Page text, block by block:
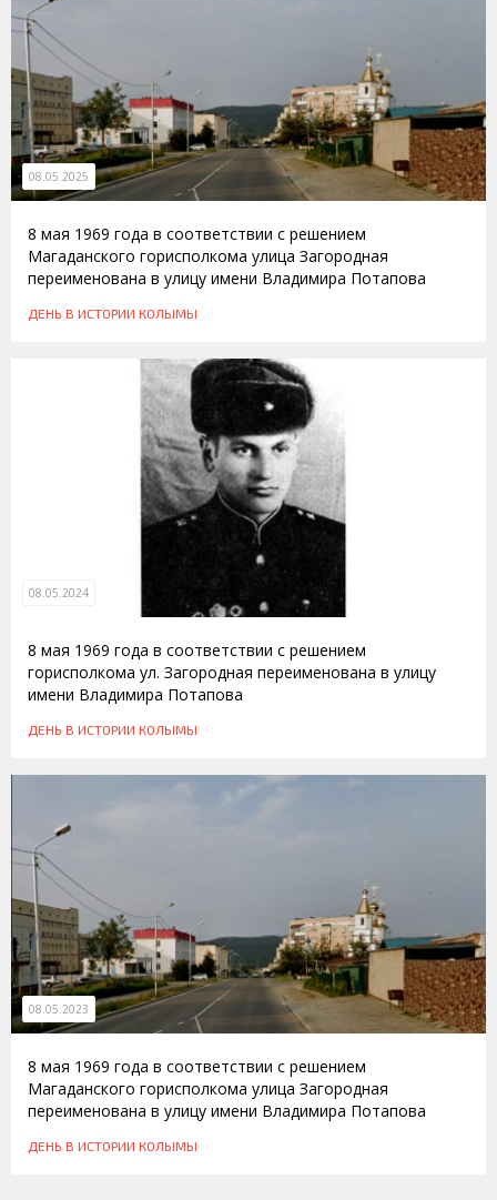
08.05.2025
8 мая 1969 года в соответствии с решением
Магаданского горисполкома улица Загородная
переименована в улицу имени Владимира Потапова
ДЕНЬ В ИСТОРИИ КОЛЫМЫ
08.05.2024
8 мая 1969 года в соответствии с решением
горисполкома ул. Загородная переименована в улицу
имени Владимира Потапова
ДЕНЬ В ИСТОРИИ КОЛЫМЫ
08.05.2023
8 мая 1969 года в соответствии с решением
Магаданского горисполкома улица Загородная
переименована в улицу имени Владимира Потапова
ДЕНЬ В ИСТОРИИ КОЛЫМЫ